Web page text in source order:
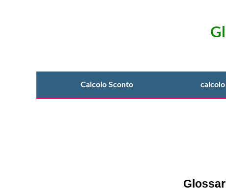
Calcolo Sconto